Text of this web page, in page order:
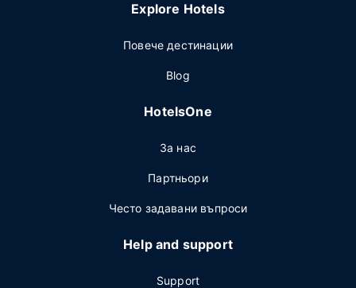
Explore Hotels
Повече дестинации
Blog
HotelsOne
За нас
Партньори
Често задавани въпроси
Help and support
Support